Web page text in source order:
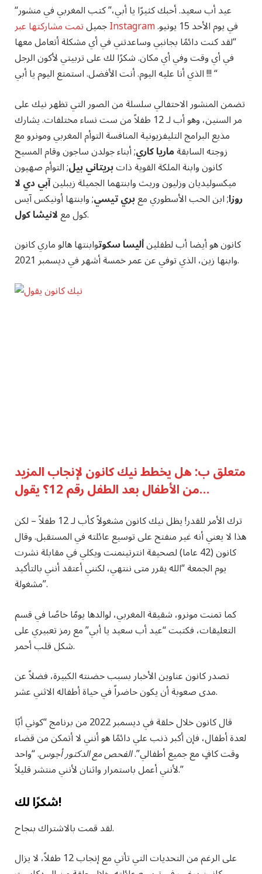
“عيد أب سعيد. أحبك كثيرًا يا أبي،” كتب المغربي في منشور
جميلتمت مشاركتها عبر Instagram
“لقد كنت دائمًا بجانبي وساعدتني في أي مشكلة أتعامل معها
في أي وقت وفي أي مكان. شكرًا لك على تربيتي لأكون الرجل
الذي أنا عليه اليوم. أنت الأفضل. استمتع اليوم يا أبي !!! “
تضمن المنشور الاحتفالي سلسلة من الصور التي تظهر نيك على
مر السنين، وهو أب لـ 12 طفلاً من ست نساء مختلفات. يشارك
مذيع البرامج التليفزيونية المنافسة التوأم المغربي ومونرو مع
زوجته السابقةماريا كاري; أبناء جولدن ساجون وقام المسيح
كانون وابنة الملكة القوية ذاتبريتاني بيل; التوأم صهيون
ميكسوليديان وزليون وريث وابنتهما الجميلة زيبلينآبي دي لا
روزا; ابن الحب الأسطوري معبري تيسي; وابنتها أونيكس آيس
كول معلانيشا كول
.
كانون هو أيضا أب لطفلينأليسا سكوتوابنتها هالو ماري كانون
وابنها زين، الذي توفي عن عمر خمسة أشهر في ديسمبر 2021.
متعلق ب:هل يخطط نيك كانون لإنجاب المزيد
من الأطفال بعد الطفل رقم 12؟ يقول…
ترك الأمر للقدر! يظل نيك كانون مشغولاً كأب لـ 12 طفلاً – لكن
هذا لا يعني أنه غير منفتح على توسيع عائلته في المستقبل. وقال
كانون (42 عاما) لصحيفة انترتينمنت ويكلي في مقابلة نشرت
يوم الجمعة “الله يقرر متى ننتهي، لكنني أعتقد أنني بالتأكيد
مشغولة”.
كما تمنت مونرو، شقيقة المغربي، لوالدها يومًا خاصًا في قسم
التعليقات، فكتبت “عيد أب سعيد يا أبي” مع رمز تعبيري على
شكل قلب أحمر.
تصدر كانون عناوين الأخبار بسبب حضنته الكبيرة، فضلاً عن
مدى صعوبة أن يكون حاضراً في حياة أطفاله الاثني عشر.
قال كانون خلال حلقة في ديسمبر 2022 من برنامج “كوني أبًا
لعدة أطفال، فإن أكبر ذنب علي دائمًا هو أنني لا أتمكن من قضاء
وقت كافٍ مع جميع أطفالي”.الفحص مع الدكتور أجوس. “واحد
لأنني أعمل باستمرار واثنان لأنني منتشر قليلاً.”
شكرًا لك!
لقد قمت بالاشتراك بنجاح.
على الرغم من التحديات التي تأتي مع إنجاب 12 طفلاً، لا يزال